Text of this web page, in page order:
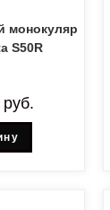
монокуляр
S50R
руб.